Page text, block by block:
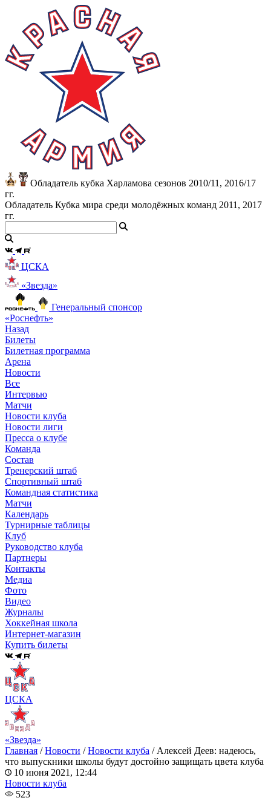
Обладатель кубка Харламова сезонов 2010/11, 2016/17
гг.
Обладатель Кубка мира среди молодёжных команд 2011, 2017
гг.
ЦСКА
«Звезда»
Генеральный спонсор
«Роснефть»
Назад
Билеты
Билетная программа
Арена
Новости
Все
Интервью
Матчи
Новости клуба
Новости лиги
Пресса о клубе
Команда
Состав
Тренерский штаб
Спортивный штаб
Командная статистика
Матчи
Календарь
Турнирные таблицы
Клуб
Руководство клуба
Партнеры
Контакты
Медиа
Фото
Видео
Журналы
Хоккейная школа
Интернет-магазин
Купить билеты
ЦСКА
«Звезда»
Главная /Новости /Новости клуба / Алексей Деев: надеюсь,
что выпускники школы будут достойно защищать цвета клуба
10 июня 2021, 12:44
Новости клуба
523